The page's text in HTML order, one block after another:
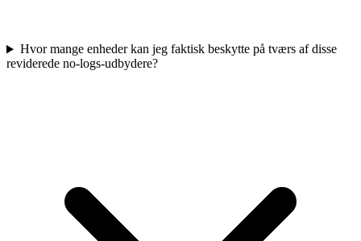
Hvor mange enheder kan jeg faktisk beskytte på tværs af disse
reviderede no-logs-udbydere?